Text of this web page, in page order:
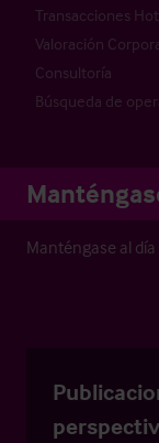
Transacciones
Valoración
Consultoría
Búsqueda de
Manténgase al